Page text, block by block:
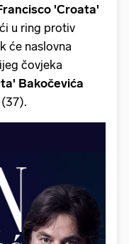
'Croata'
u ring protiv
će naslovna
čovjeka
Bakočevića
(37).